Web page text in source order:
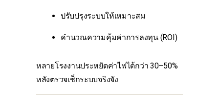
ปรับปรุงระบบให้เหมาะสม
คำนวณความคุ้มค่าการลงทุน (ROI)
หลายโรงงานประหยัดค่าไฟได้กว่า 30–50%
หลังตรวจเช็กระบบจริงจัง